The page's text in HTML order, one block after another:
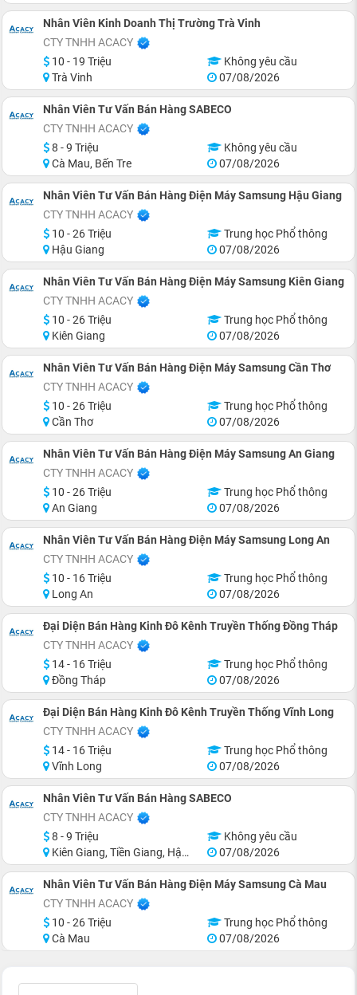
Nhân Viên Kinh Doanh Thị Trường Trà Vinh
CTY TNHH ACACY
10 - 19 Triệu
Không yêu cầu
Trà Vinh
07/08/2026
Nhân Viên Tư Vấn Bán Hàng SABECO
CTY TNHH ACACY
8 - 9 Triệu
Không yêu cầu
Cà Mau, Bến Tre
07/08/2026
Nhân Viên Tư Vấn Bán Hàng Điện Máy Samsung Hậu Giang
CTY TNHH ACACY
10 - 26 Triệu
Trung học Phổ thông
Hậu Giang
07/08/2026
Nhân Viên Tư Vấn Bán Hàng Điện Máy Samsung Kiên Giang
CTY TNHH ACACY
10 - 26 Triệu
Trung học Phổ thông
Kiên Giang
07/08/2026
Nhân Viên Tư Vấn Bán Hàng Điện Máy Samsung Cần Thơ
CTY TNHH ACACY
10 - 26 Triệu
Trung học Phổ thông
Cần Thơ
07/08/2026
Nhân Viên Tư Vấn Bán Hàng Điện Máy Samsung An Giang
CTY TNHH ACACY
10 - 26 Triệu
Trung học Phổ thông
An Giang
07/08/2026
Nhân Viên Tư Vấn Bán Hàng Điện Máy Samsung Long An
CTY TNHH ACACY
10 - 16 Triệu
Trung học Phổ thông
Long An
07/08/2026
Đại Diện Bán Hàng Kinh Đô Kênh Truyền Thống Đồng Tháp
CTY TNHH ACACY
14 - 16 Triệu
Trung học Phổ thông
Đồng Tháp
07/08/2026
Đại Diện Bán Hàng Kinh Đô Kênh Truyền Thống Vĩnh Long
CTY TNHH ACACY
14 - 16 Triệu
Trung học Phổ thông
Vĩnh Long
07/08/2026
Nhân Viên Tư Vấn Bán Hàng SABECO
CTY TNHH ACACY
8 - 9 Triệu
Không yêu cầu
Kiên Giang, Tiền Giang, Hậu Giang, Sóc Trăng, Trà Vinh, Long An
07/08/2026
Nhân Viên Tư Vấn Bán Hàng Điện Máy Samsung Cà Mau
CTY TNHH ACACY
10 - 26 Triệu
Trung học Phổ thông
Cà Mau
07/08/2026